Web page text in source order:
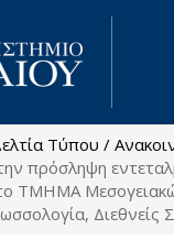
περιεχόμενο
Τύπου /
πρόσληψη
ΤΜΗΜΑ
Διεθνείς